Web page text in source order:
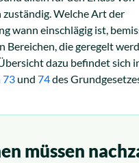
Welche Art der
wann einschlägig ist,
Bereichen, die geregelt
dazu befindet sich
73 und 74des
müssen